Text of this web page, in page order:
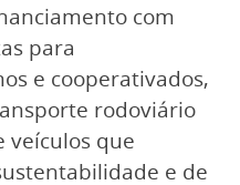
com
para
e cooperativados,
rodoviário
veículos que
e de